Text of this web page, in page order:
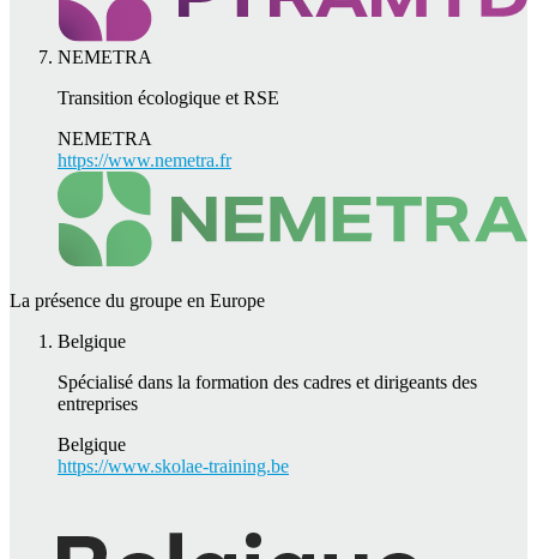
NEMETRA
Transition écologique et RSE
NEMETRA
https://www.nemetra.fr
La présence du groupe en Europe
Belgique
Spécialisé dans la formation des cadres et dirigeants des
entreprises
Belgique
https://www.skolae-training.be